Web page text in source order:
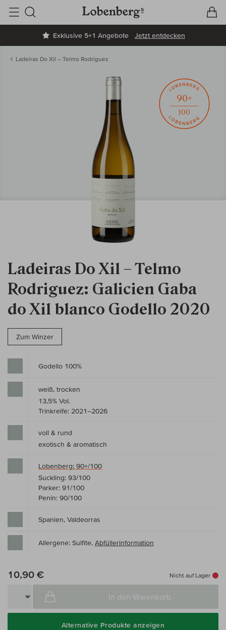
Exklusive 5+1 Angebote Jetzt entdecken
Suche
Ladeiras Do Xil – Telmo Rodriguez
Ladeiras Do Xil – Telmo
Rodriguez: Galicien Gaba
do Xil blanco Godello 2020
Zum Winzer
90+
100
Godello 100%
weiß, trocken
13,5% Vol.
Trinkreife: 2021–2026
voll & rund
exotisch & aromatisch
Lobenberg: 90+/100
Suckling: 93/100
Parker: 91/100
Penin: 90/100
Spanien, Valdeorras
Allergene: Sulfite, Abfüllerinformation
10,90 € Nicht auf Lager
In den Warenkorb
Alternative Produkte anzeigen